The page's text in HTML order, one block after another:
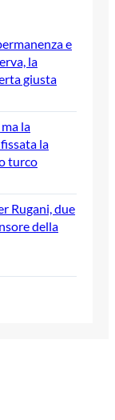
e
la
giusta
la
la
turco
Rugani, due
della